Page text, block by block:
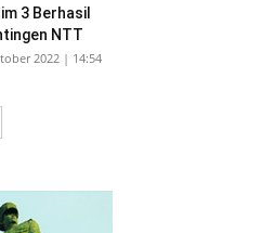
3 Berhasil
NTT
2022 | 14:54